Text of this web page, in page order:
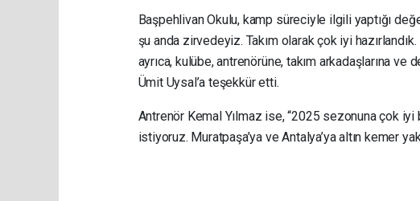
Başpehlivan Okulu, kamp süreciyle ilgili yaptığı
şu anda zirvedeyiz. Takım olarak çok iyi hazırlandık.
ayrıca, kulübe, antrenörüne, takım arkadaşlarına
Ümit Uysal’a teşekkür etti.
Antrenör Kemal Yılmaz ise, “2025 sezonuna çok iyi
istiyoruz. Muratpaşa’ya ve Antalya’ya altın kemer